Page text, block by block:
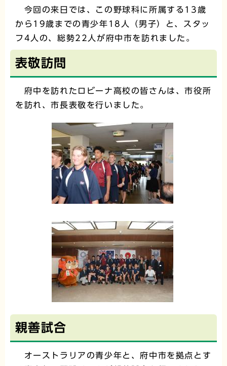
今回の来日では、この野球科に所属する13歳
から19歳までの青少年18人（男子）と、スタッ
フ4人の、総勢22人が府中市を訪れました。
表敬訪問
府中を訪れたロビーナ高校の皆さんは、市役所
を訪れ、市長表敬を行いました。
親善試合
オーストラリアの青少年と、府中市を拠点とす